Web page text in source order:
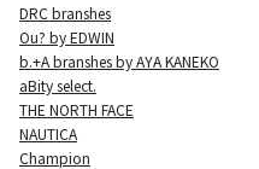
DRC branshes
Ou? by EDWIN
b.+A branshes by AYA KANEKO
aBity select.
THE NORTH FACE
NAUTICA
Champion